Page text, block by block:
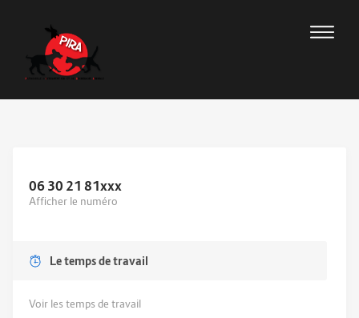
06 30 21 81xxx
Afficher le numéro
Le temps de travail
Voir les temps de travail